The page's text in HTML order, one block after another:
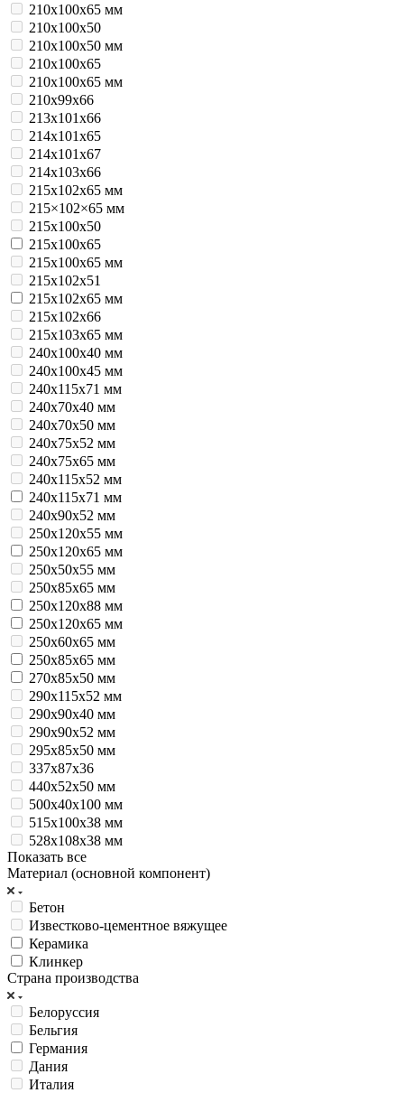
210x100x65 мм
210х100х50
210х100х50 мм
210х100х65
210х100х65 мм
210х99х66
213х101х66
214х101х65
214х101х67
214х103х66
215x102x65 мм
215×102×65 мм
215х100х50
215х100х65
215х100х65 мм
215х102х51
215х102х65 мм
215х102х66
215х103х65 мм
240x100x40 мм
240x100x45 мм
240x115x71 мм
240x70x40 мм
240x70x50 мм
240x75x52 мм
240x75x65 мм
240х115х52 мм
240х115х71 мм
240х90х52 мм
250x120x55 мм
250x120x65 мм
250x50x55 мм
250x85x65 мм
250х120x88 мм
250х120х65 мм
250х60х65 мм
250х85х65 мм
270х85х50 мм
290х115х52 мм
290х90х40 мм
290х90х52 мм
295х85х50 мм
337х87х36
440x52x50 мм
500х40х100 мм
515x100x38 мм
528x108x38 мм
Показать все
Материал (основной компонент)
Бетон
Известково-цементное вяжущее
Керамика
Клинкер
Страна производства
Белоруссия
Бельгия
Германия
Дания
Италия